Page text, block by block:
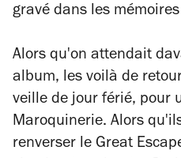
gravé dans les
Alors qu'on attendait
album, les voilà de
veille de jour férié, pour
Maroquinerie. Alors
renverser le Great